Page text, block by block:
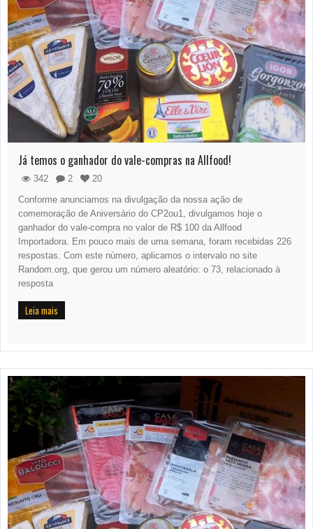
Já temos o ganhador do vale-compras na Allfood!
342 2
20
Conforme anunciamos na divulgação da nossa ação de
comemoração de Aniversário do CP2ou1, divulgamos hoje o
ganhador do vale-compra no valor de R$ 100 da Allfood
Importadora. Em pouco mais de uma semana, foram recebidas 226
respostas. Com este número, aplicamos o intervalo no site
Random.org, que gerou um número aleatório: o 73, relacionado à
resposta
Leia mais